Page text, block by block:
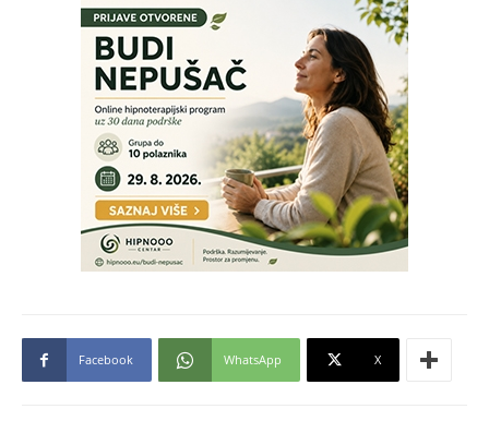
Facebook WhatsApp X